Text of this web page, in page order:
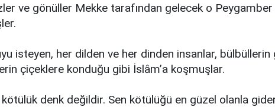
ve gönüller Mekke tarafından gelecek o Peygamber
isteyen, her dilden ve her dinden insanlar, bülbüllerin
çiçeklere konduğu gibi İslâm’a koşmuşlar.
kötülük denk değildir. Sen kötülüğü en güzel olanla